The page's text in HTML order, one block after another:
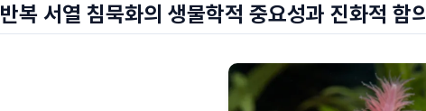
반복 서열 침묵화의 생물학적 중요성과 진화적 함의